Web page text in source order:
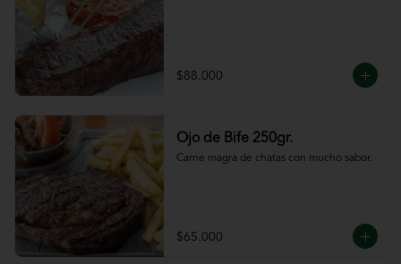
$88.000
Ojo de Bife 250gr.
Carne magra de chatas con mucho sabor.
$65.000